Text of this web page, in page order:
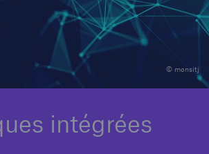
© monsitj
intégrées
portefeuilles d’assurance
de risques médicaux